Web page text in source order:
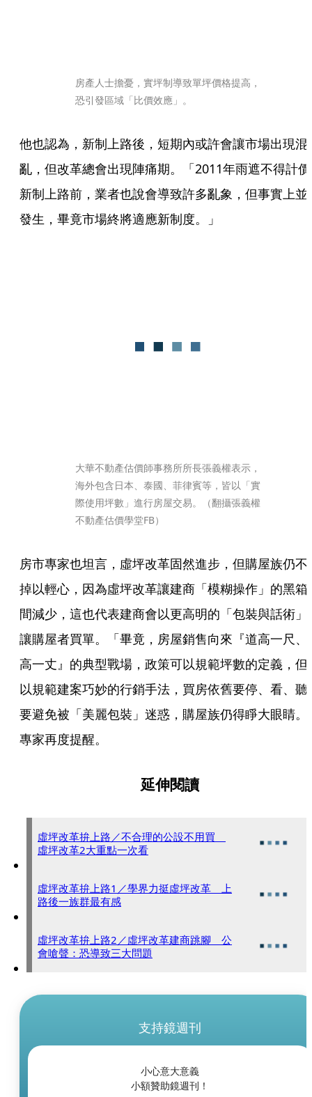
房產人士擔憂，實坪制導致單坪價格提高，
恐引發區域「比價效應」。
他也認為，新制上路後，短期內或許會讓市場出現混
亂，但改革總會出現陣痛期。「2011年雨遮不得計價
新制上路前，業者也說會導致許多亂象，但事實上並
發生，畢竟市場終將適應新制度。」
大華不動產估價師事務所所長張義權表示，
海外包含日本、泰國、菲律賓等，皆以「實
際使用坪數」進行房屋交易。（翻攝張義權
不動產估價學堂FB）
房市專家也坦言，虛坪改革固然進步，但購屋族仍不
掉以輕心，因為虛坪改革讓建商「模糊操作」的黑箱
間減少，這也代表建商會以更高明的「包裝與話術」
讓購屋者買單。「畢竟，房屋銷售向來『道高一尺、
高一丈』的典型戰場，政策可以規範坪數的定義，但
以規範建案巧妙的行銷手法，買房依舊要停、看、聽
要避免被「美麗包裝」迷惑，購屋族仍得睜大眼睛。
專家再度提醒。
延伸閱讀
虛坪改革拚上路／不合理的公設不用買
虛坪改革2大重點一次看
虛坪改革拚上路1／學界力挺虛坪改革 上
路後一族群最有感
虛坪改革拚上路2／虛坪改革建商跳腳 公
會嗆聲：恐導致三大問題
支持鏡週刊
小心意大意義
小額贊助鏡週刊！